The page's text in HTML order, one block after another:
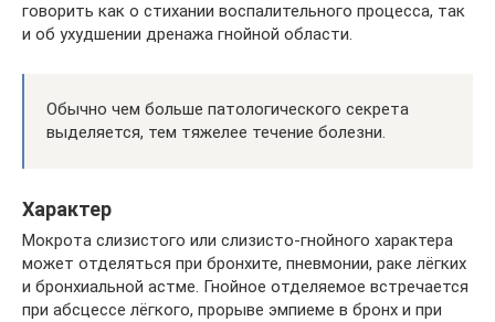
говорить как о стихании воспалительного процесса, так
и об ухудшении дренажа гнойной области.
Обычно чем больше патологического секрета
выделяется, тем тяжелее течение болезни.
Характер
Мокрота слизистого или слизисто-гнойного характера
может отделяться при бронхите, пневмонии, раке лёгких
и бронхиальной астме. Гнойное отделяемое встречается
при абсцессе лёгкого, прорыве эмпиеме в бронх и при